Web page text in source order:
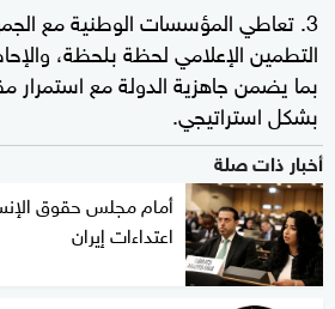
تعاطي المؤسسات الوطنية مع
التطمين الإعلامي لحظة بلحظة،
بما يضمن جاهزية الدولة مع استمرار
بشكل استراتيجي.
أخبار ذات صلة
أمام مجلس حقوق
اعتداءات إيران